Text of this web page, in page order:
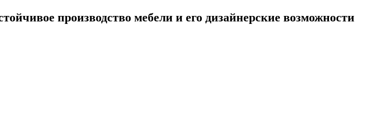
производство мебели и его дизайнерские возможности